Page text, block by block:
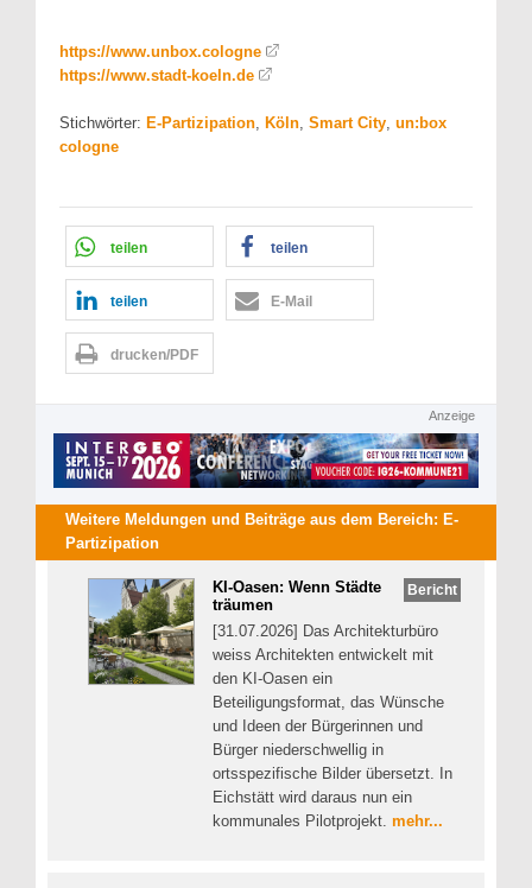
https://www.unbox.cologne
https://www.stadt-koeln.de
Stichwörter: E-Partizipation, Köln, Smart City, un:box
cologne
teilen teilen
teilen E-Mail
drucken/PDF
Anzeige
Weitere Meldungen und Beiträge aus dem Bereich: E-
Partizipation
Bericht
KI-Oasen: Wenn Städte
träumen
[31.07.2026] Das Architekturbüro
weiss Architekten entwickelt mit
den KI-Oasen ein
Beteiligungsformat, das Wünsche
und Ideen der Bürgerinnen und
Bürger niederschwellig in
ortsspezifische Bilder übersetzt. In
Eichstätt wird daraus nun ein
kommunales Pilotprojekt. mehr...